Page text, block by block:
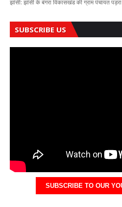
झांसी: झांसी के बंगरा विकासखंड की ग्राम पंचायत
SUBSCRIBE US
SUBSCRIBE TO OUR